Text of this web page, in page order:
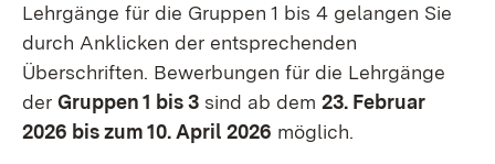
Lehrgänge für die Gruppen 1 bis 4 gelangen Sie
durch Anklicken der entsprechenden
Überschriften. Bewerbungen für die Lehrgänge
der Gruppen 1 bis 3 sind ab dem 23. Februar
2026 bis zum 10. April 2026 möglich.